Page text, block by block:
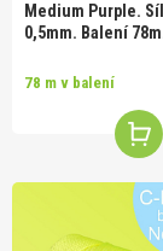
Medium Purple.
0,5mm. Balení
78 m v balení